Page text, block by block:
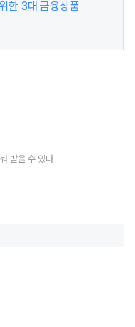
한 3대 금융상품
받을 수 있다